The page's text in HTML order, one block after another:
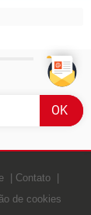
Contato
de cookies